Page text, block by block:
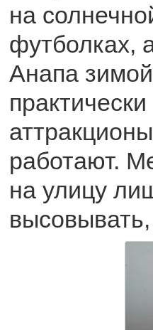
на
футболках,
Анапа
работают.
на улицу